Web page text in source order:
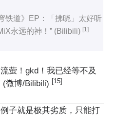
铁道》EP：「拂晓」太好听
永远的神！” (Bilibili) [1]
萤！gkd！我已经等不及
(微博/Bilibili)
[15]
子就是极其劣质，只能打